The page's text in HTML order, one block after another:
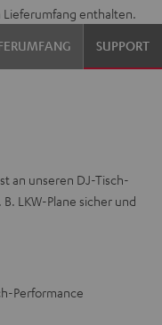
Lieferumfang enthalten.
SUPPORT
an unseren DJ-Tisch-
LKW-Plane sicher und
Performance